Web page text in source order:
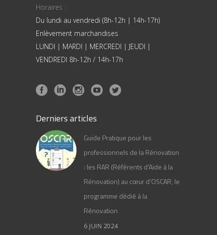
Horaires :
Du lundi au vendredi (8h-12h | 14h-17h)
Enlèvement marchandises
LUNDI | MARDI | MERCREDI | JEUDI |
VENDREDI 8h-12h / 14h-17h
Derniers articles
Guide Pratique pour les
professionnels de la Rénovation
: les RAR (Référents d’Aide à la
Rénovation) au cœur d’OSCAR, le
programme dédié à la
Rénovation
6 JUIN 2024